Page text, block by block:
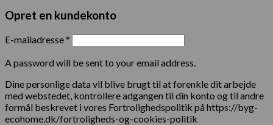
Opret en kundekonto
E-mailadresse*
A password will be sent to your email address.
Dine personlige data vil blive brugt til at forenkle dit arbejde
med webstedet, kontrollere adgangen til din konto og til andre
formål beskrevet i vores Fortrolighedspolitik på https://byg-
ecohome.dk/fortroligheds-og-cookies-politik